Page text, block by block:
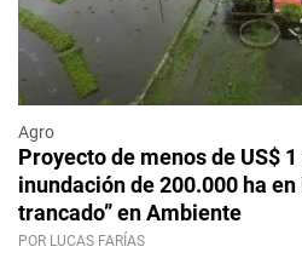
Agro
Proyecto de menos de US$
inundación de 200.000 ha en
trancado” en Ambiente
POR LUCAS FARÍAS